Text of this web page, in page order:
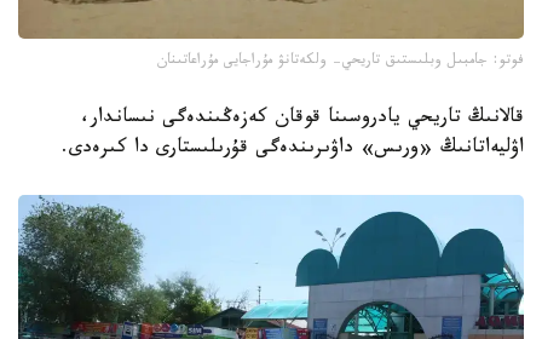
فوتو: جامبىل وبلىستىق تاريحي- ولكەتانۋ مۇراجايى مۇراعاتىنان
قالانىڭ تاريحي يادروسىنا قوقان كەزەڭىندەگى نىساندار،
اۋليەاتانىڭ «ورىس» داۋىرىندەگى قۇرىلىستارى دا كىرەدى.